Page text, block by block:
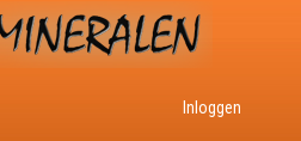
Inloggen